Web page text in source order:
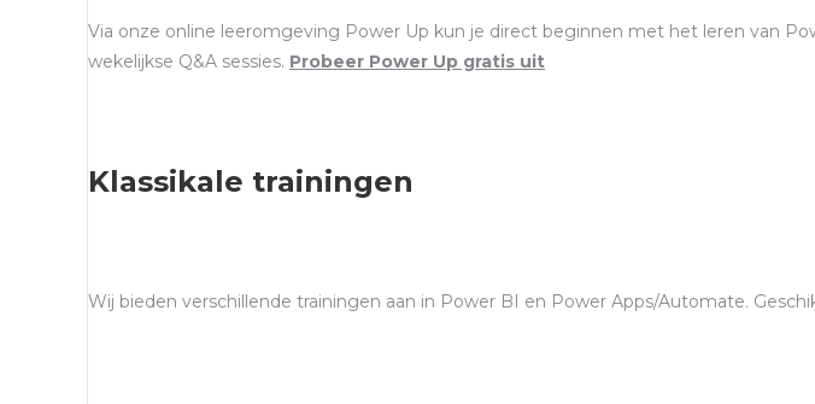
Via onze online leeromgeving Power Up kun je direct beginnen met het leren van
wekelijkse Q&A sessies. Probeer Power Up gratis uit
Klassikale trainingen
Wij bieden verschillende trainingen aan in Power BI en Power Apps/Automate.